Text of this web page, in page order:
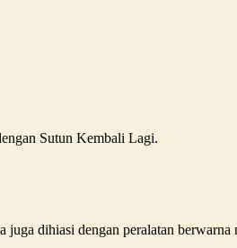
Sutun Kembali Lagi.
dihiasi dengan peralatan berwarna